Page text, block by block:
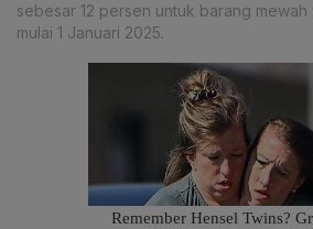
sebesar 12 persen untuk barang
mulai 1 Januari 2025.